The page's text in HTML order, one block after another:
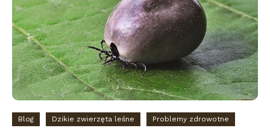
Blog Dzikie zwierzęta leśne Problemy zdrowotne